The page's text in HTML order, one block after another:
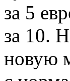
за 5
за 10.
новую